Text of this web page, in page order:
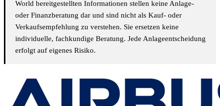
World bereitgestellten Informationen stellen keine Anlage-
oder Finanzberatung dar und sind nicht als Kauf- oder
Verkaufsempfehlung zu verstehen. Sie ersetzen keine
individuelle, fachkundige Beratung. Jede Anlageentscheidung
erfolgt auf eigenes Risiko.